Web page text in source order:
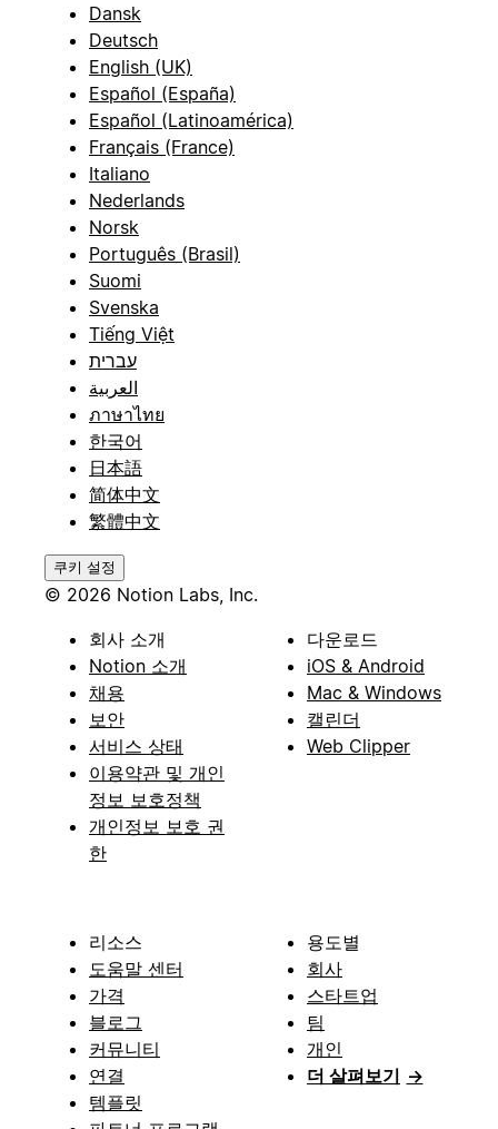
Dansk
Deutsch
English (UK)
Español (España)
Español (Latinoamérica)
Français (France)
Italiano
Nederlands
Norsk
Português (Brasil)
Suomi
Svenska
Tiếng Việt
עברית
العربية
ภาษาไทย
한국어
日本語
简体中文
繁體中文
쿠키 설정
© 2026 Notion Labs, Inc.
회사 소개
Notion 소개
채용
보안
서비스 상태
이용약관 및 개인
정보 보호정책
개인정보 보호 권
한
다운로드
iOS & Android
Mac & Windows
캘린더
Web Clipper
리소스
도움말 센터
가격
블로그
커뮤니티
연결
템플릿
용도별
회사
스타트업
팀
개인
더 살펴보기 →